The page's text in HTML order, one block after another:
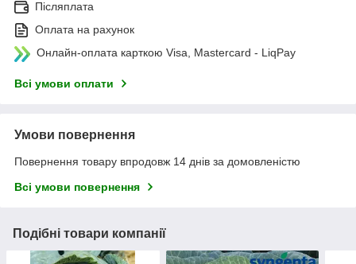
Післяплата
Оплата на рахунок
Онлайн-оплата карткою Visa, Mastercard - LiqPay
Всі умови оплати
Умови повернення
Повернення товару впродовж 14 днів за домовленістю
Всі умови повернення
Подібні товари компанії